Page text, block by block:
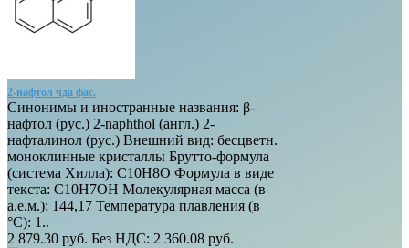
2-нафтол чда фас.
Синонимы и иностранные названия: β-
нафтол (рус.) 2-naphthol (англ.) 2-
нафталинол (рус.) Внешний вид: бесцветн.
моноклинные кристаллы Брутто-формула
(система Хилла): C10H8O Формула в виде
текста: C10H7OH Молекулярная масса (в
а.е.м.): 144,17 Температура плавления (в
°C): 1..
2 879.30 руб. Без НДС: 2 360.08 руб.